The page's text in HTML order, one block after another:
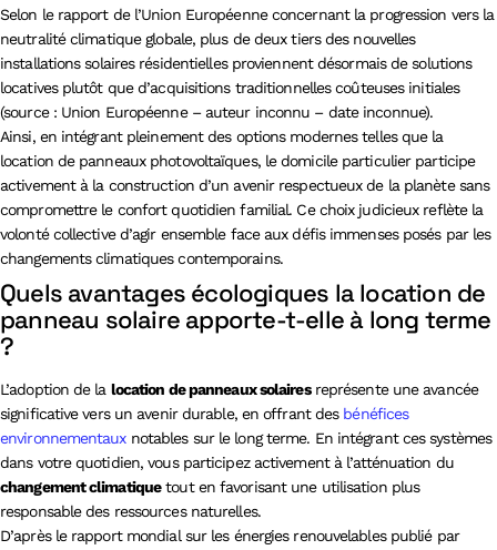
Selon le rapport de l’Union Européenne concernant la progression vers la
neutralité climatique globale, plus de deux tiers des nouvelles
installations solaires résidentielles proviennent désormais de solutions
locatives plutôt que d’acquisitions traditionnelles coûteuses initiales
(source : Union Européenne – auteur inconnu – date inconnue).
Ainsi, en intégrant pleinement des options modernes telles que la
location de panneaux photovoltaïques, le domicile particulier participe
activement à la construction d’un avenir respectueux de la planète sans
compromettre le confort quotidien familial. Ce choix judicieux reflète la
volonté collective d’agir ensemble face aux défis immenses posés par les
changements climatiques contemporains.
Quels avantages écologiques la location de
panneau solaire apporte-t-elle à long terme
?
L’adoption de la location de panneaux solairesreprésente une avancée
significative vers un avenir durable, en offrant des bénéfices
environnementauxnotables sur le long terme. En intégrant ces systèmes
dans votre quotidien, vous participez activement à l’atténuation du
changement climatiquetout en favorisant une utilisation plus
responsable des ressources naturelles.
D’après le rapport mondial sur les énergies renouvelables publié par